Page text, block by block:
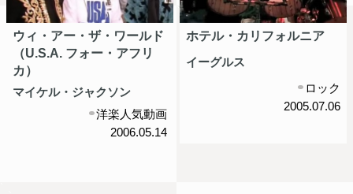
ウィ・アー・ザ・ワールド
（U.S.A. フォー・アフリ
カ）
マイケル・ジャクソン
洋楽人気動画
2006.05.14
ホテル・カリフォルニア
イーグルス
ロック
2005.07.06